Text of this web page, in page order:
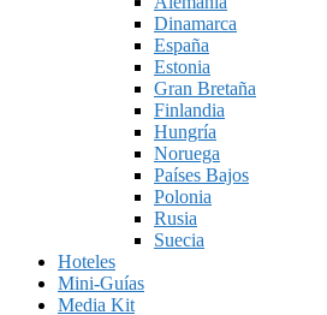
Dinamarca
España
Estonia
Gran Bretaña
Finlandia
Hungría
Noruega
Países Bajos
Polonia
Rusia
Suecia
Hoteles
Mini-Guías
Media Kit